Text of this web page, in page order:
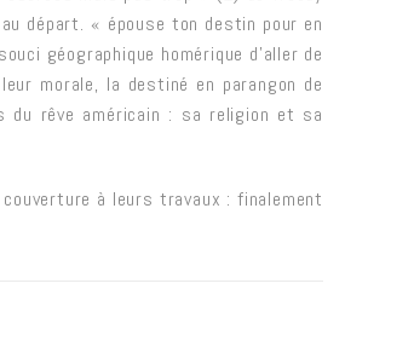
départ. « épouse ton destin pour en
géographique homérique d’aller de
morale, la destiné en parangon de
rêve américain : sa religion et sa
à leurs travaux : finalement